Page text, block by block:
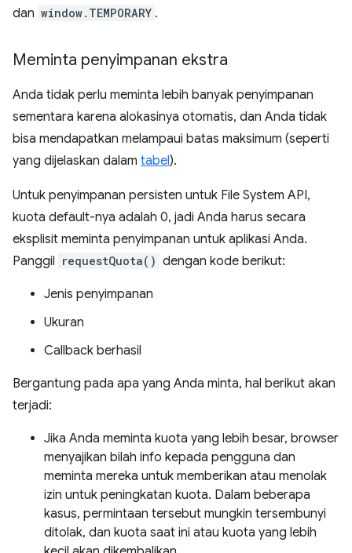
dan window.TEMPORARY .
Meminta penyimpanan ekstra
Anda tidak perlu meminta lebih banyak penyimpanan
sementara karena alokasinya otomatis, dan Anda tidak
bisa mendapatkan melampaui batas maksimum (seperti
yang dijelaskan dalam tabel).
Untuk penyimpanan persisten untuk File System API,
kuota default-nya adalah 0, jadi Anda harus secara
eksplisit meminta penyimpanan untuk aplikasi Anda.
Panggil requestQuota() dengan kode berikut:
Jenis penyimpanan
Ukuran
Callback berhasil
Bergantung pada apa yang Anda minta, hal berikut akan
terjadi:
Jika Anda meminta kuota yang lebih besar, browser
menyajikan bilah info kepada pengguna dan
meminta mereka untuk memberikan atau menolak
izin untuk peningkatan kuota. Dalam beberapa
kasus, permintaan tersebut mungkin tersembunyi
ditolak, dan kuota saat ini atau kuota yang lebih